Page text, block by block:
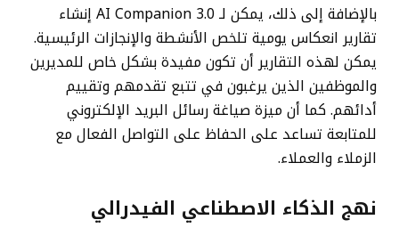
بالإضافة إلى ذلك، يمكن لـ AI Companion 3.0 إنشاء
تقارير انعكاس يومية تلخص الأنشطة والإنجازات الرئيسية.
يمكن لهذه التقارير أن تكون مفيدة بشكل خاص للمديرين
والموظفين الذين يرغبون في تتبع تقدمهم وتقييم
أدائهم. كما أن ميزة صياغة رسائل البريد الإلكتروني
للمتابعة تساعد على الحفاظ على التواصل الفعال مع
الزملاء والعملاء.
نهج الذكاء الاصطناعي الفيدرالي